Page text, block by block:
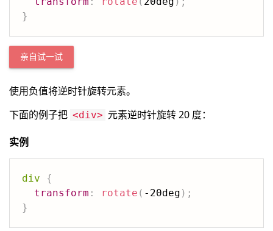
}
亲自试一试
使用负值将逆时针旋转元素。
下面的例子把 <div> 元素逆时针旋转 20 度：
实例
div
{
transform : rotate ( -20deg ) ;
}